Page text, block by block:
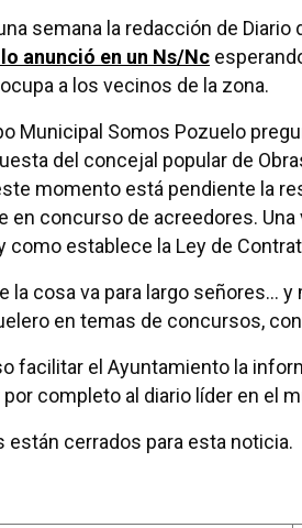
semana la redacción de
anunció en un Ns/Nc
a los vecinos de la zona.
Municipal Somos Pozuelo
del concejal popular de
momento está pendiente la
en concurso de acreedores.
como establece la Ley de
la cosa va para largo señores...
en temas de concursos,
facilitar el Ayuntamiento la
completo al diario líder en el
están cerrados para esta noticia.